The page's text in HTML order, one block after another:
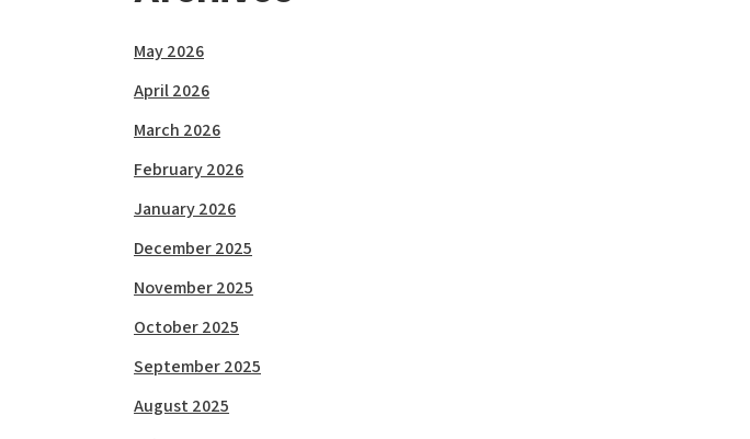
May 2026
April 2026
March 2026
February 2026
January 2026
December 2025
November 2025
October 2025
September 2025
August 2025